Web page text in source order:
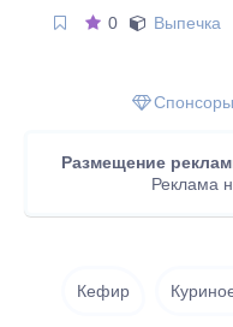
0 Выпечка
Спонсоры
Размещение
Реклама
Кефир